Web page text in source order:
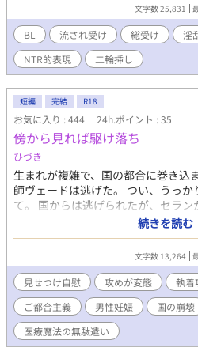
文字数 25,831
BL 流され受け 総受け 淫
NTR的表現
二輪挿し
短編 完結 R18
お気に入り : 444 24h.ポイント : 35
傍から見れば駆け落ち
ひづき
生まれが複雑で、国の都合に巻き込
師ヴェードは逃げた。 つい、うっ
て。 国からは逃げられたが、セラ
壊しようと、実家が窮地に立たされ
い。セランはヴェードだけが欲し
写は無い） ※流され受け ※攻めに
義
続きを読む
文字数 13,264
見せつけ自慰 攻めが変態 執着
ご都合主義
男性妊娠 国の崩壊
医療魔法の無駄遣い